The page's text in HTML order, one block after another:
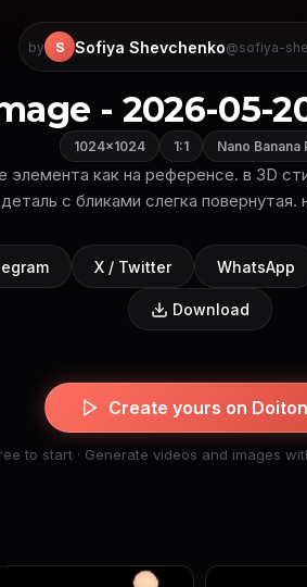
by S Sofiya Shevchenko@sofiya-
- 2026-05-
1024×1024 1:1 Nano Banana
элемента как на референсе. в 3D
с бликами слегка
X / Twitter WhatsApp
Download
Create yours on
to start · Generate videos and images